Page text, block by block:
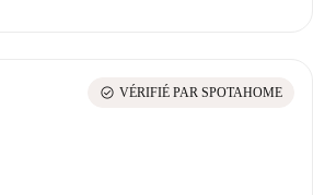
check_circle VÉRIFIÉ PAR SPOTAHOME